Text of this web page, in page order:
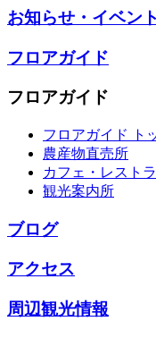
お知らせ・イベント
フロアガイド
フロアガイド
フロアガイド ト
農産物直売所
カフェ・レスト
観光案内所
ブログ
アクセス
周辺観光情報